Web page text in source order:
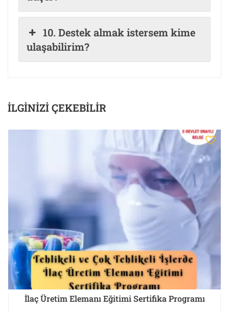
10. Destek almak istersem kime
ulaşabilirim?
İLGINIZI ÇEKEBILIR
İlaç Üretim Elemanı Eğitimi Sertifika Programı